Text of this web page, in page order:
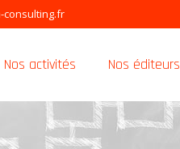
consulting.fr
Nos activités Nos éditeurs